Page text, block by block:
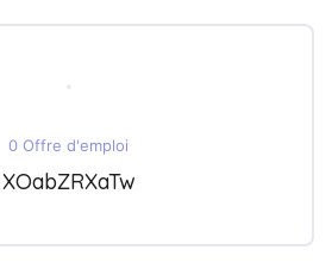
0 Offre d'emploi
XOabZRXaTw